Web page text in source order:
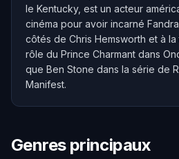
le Kentucky, est un acteur
cinéma pour avoir incarné
côtés de Chris Hemsworth et à
rôle du Prince Charmant dans
que Ben Stone dans la série de
Manifest.
Genres principaux